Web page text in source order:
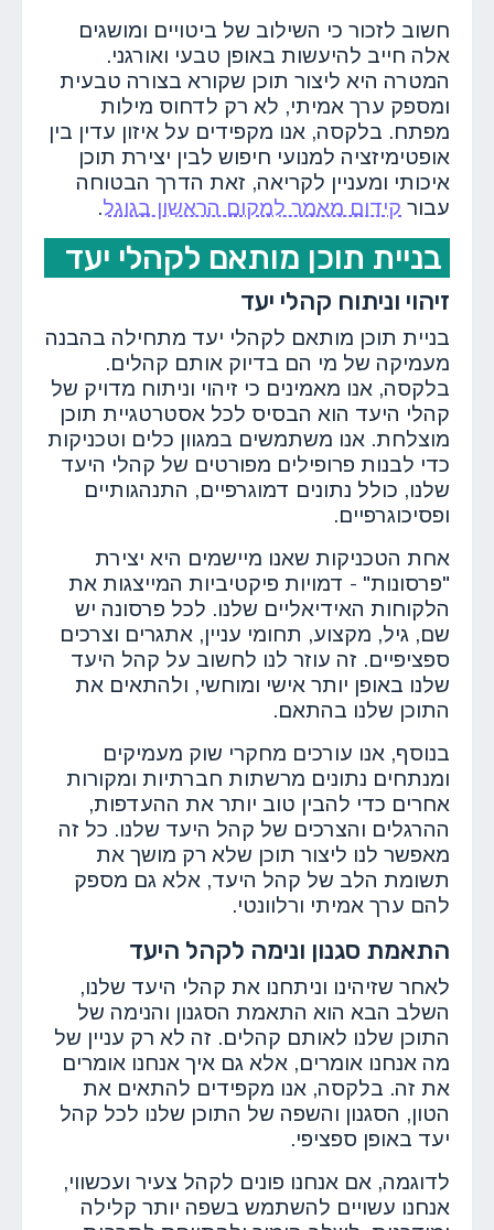
חשוב לזכור כי השילוב של ביטויים ומושגים
אלה חייב להיעשות באופן טבעי ואורגני.
המטרה היא ליצור תוכן שקורא בצורה טבעית
ומספק ערך אמיתי, לא רק לדחוס מילות
מפתח. בלקסה, אנו מקפידים על איזון עדין בין
אופטימיזציה למנועי חיפוש לבין יצירת תוכן
איכותי ומעניין לקריאה, זאת הדרך הבטוחה
עבור קידום מאמר למקום הראשון בגוגל.
בניית תוכן מותאם לקהלי יעד
זיהוי וניתוח קהלי יעד
בניית תוכן מותאם לקהלי יעד מתחילה בהבנה
מעמיקה של מי הם בדיוק אותם קהלים.
בלקסה, אנו מאמינים כי זיהוי וניתוח מדויק של
קהלי היעד הוא הבסיס לכל אסטרטגיית תוכן
מוצלחת. אנו משתמשים במגוון כלים וטכניקות
כדי לבנות פרופילים מפורטים של קהלי היעד
שלנו, כולל נתונים דמוגרפיים, התנהגותיים
ופסיכוגרפיים.
אחת הטכניקות שאנו מיישמים היא יצירת
"פרסונות" - דמויות פיקטיביות המייצגות את
הלקוחות האידיאליים שלנו. לכל פרסונה יש
שם, גיל, מקצוע, תחומי עניין, אתגרים וצרכים
ספציפיים. זה עוזר לנו לחשוב על קהל היעד
שלנו באופן יותר אישי ומוחשי, ולהתאים את
התוכן שלנו בהתאם.
בנוסף, אנו עורכים מחקרי שוק מעמיקים
ומנתחים נתונים מרשתות חברתיות ומקורות
אחרים כדי להבין טוב יותר את ההעדפות,
ההרגלים והצרכים של קהל היעד שלנו. כל זה
מאפשר לנו ליצור תוכן שלא רק מושך את
תשומת הלב של קהל היעד, אלא גם מספק
להם ערך אמיתי ורלוונטי.
התאמת סגנון ונימה לקהל היעד
לאחר שזיהינו וניתחנו את קהלי היעד שלנו,
השלב הבא הוא התאמת הסגנון והנימה של
התוכן שלנו לאותם קהלים. זה לא רק עניין של
מה אנחנו אומרים, אלא גם איך אנחנו אומרים
את זה. בלקסה, אנו מקפידים להתאים את
הטון, הסגנון והשפה של התוכן שלנו לכל קהל
יעד באופן ספציפי.
לדוגמה, אם אנחנו פונים לקהל צעיר ועכשווי,
אנחנו עשויים להשתמש בשפה יותר קלילה